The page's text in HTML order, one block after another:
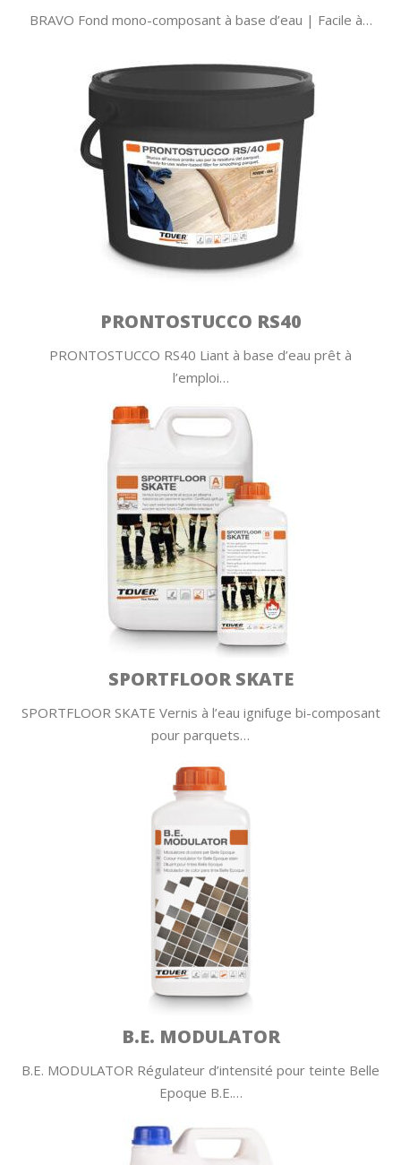
BRAVO Fond mono-composant à base d’eau | Facile à…
PRONTOSTUCCO RS40
PRONTOSTUCCO RS40 Liant à base d’eau prêt à
l’emploi…
SPORTFLOOR SKATE
SPORTFLOOR SKATE Vernis à l’eau ignifuge bi-composant
pour parquets…
B.E. MODULATOR
B.E. MODULATOR Régulateur d’intensité pour teinte Belle
Epoque B.E.…